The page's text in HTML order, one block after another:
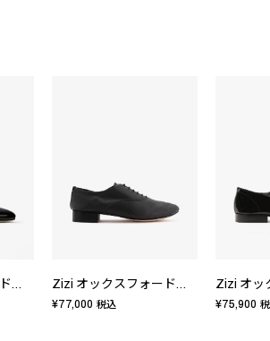
Zizi オックスフォードシューズ - EUサイズ Zizi オックスフォードシューズ - EUサイズ
¥77,000 税込 ¥75,900